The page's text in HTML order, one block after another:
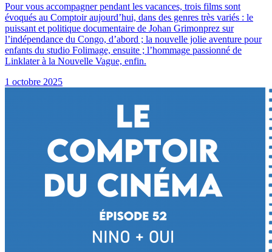
Pour vous accompagner pendant les vacances, trois films sont
évoqués au Comptoir aujourd’hui, dans des genres très variés : le
puissant et politique documentaire de Johan Grimonprez sur
l’indépendance du Congo, d’abord ; la nouvelle jolie aventure pour
enfants du studio Folimage, ensuite ; l’hommage passionné de
Linklater à la Nouvelle Vague, enfin.
1 octobre 2025